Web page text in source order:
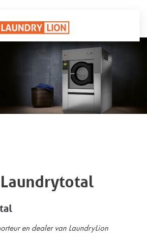
en dealer van LaundryLion